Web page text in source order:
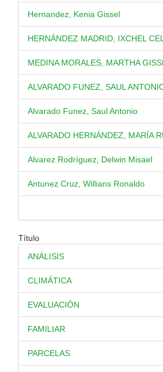
Hernandez, Kenia Gissel
HERNÁNDEZ MADRID, IXCHEL
MEDINA MORALES, MARTHA
ALVARADO FUNEZ, SAUL
Alvarado Funez, Saul Antonio
ALVARADO HERNÁNDEZ, MARÍA
Alvarez Rodríguez, Delwin Misael
Antunez Cruz, Willians Ronaldo
Título
ANÁLISIS
CLIMÁTICA
EVALUACIÓN
FAMILIAR
PARCELAS